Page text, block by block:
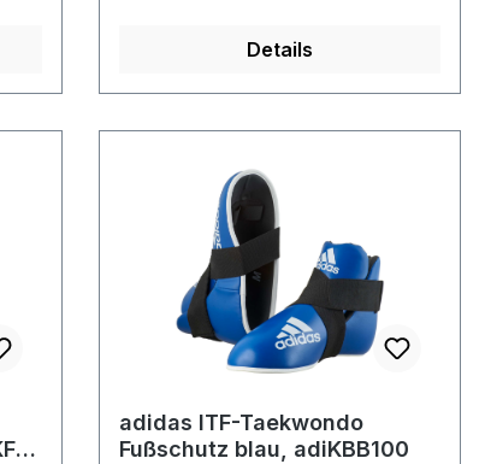
Details
adidas ITF-Taekwondo
Fußschutz blau, adiKBB100